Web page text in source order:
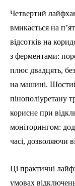
Четвертий
вмикається на
відсотків на
з ферментами:
плюс двадцять,
на машині. Шостий
пінополіуретану
корисне при
моніторингом:
часі, дозволяючи
Ці практичні
умовах